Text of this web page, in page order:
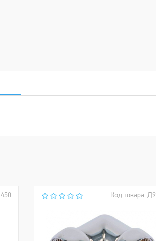
Код товара: